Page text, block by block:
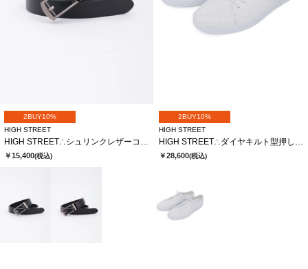
2BUY10%
HIGH STREET
HIGH STREET∴シュリンクレザーコンフォートベルト
￥15,400(税込)
2BUY10%
HIGH STREET
HIGH STREET∴ダイヤキルト型押しドレススニーカー
￥28,600(税込)